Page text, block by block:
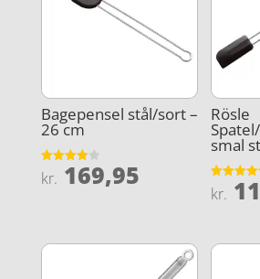
Bagepensel stål/sort –
26 cm
Vurderet
4
kr. 169,95
Rösle
smal
Vurderet
4.9
kr.